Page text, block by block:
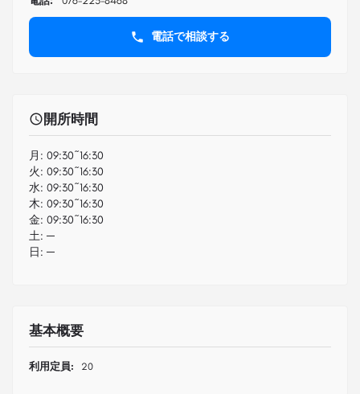
電話で相談する
開所時間
月: 09:30~16:30
火: 09:30~16:30
水: 09:30~16:30
木: 09:30~16:30
金: 09:30~16:30
土: ─
日: ─
基本概要
利用定員: 20